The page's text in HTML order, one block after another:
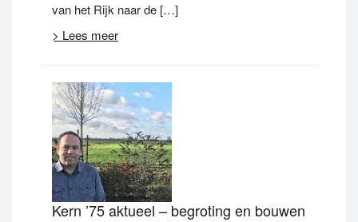
van het Rijk naar de […]
> Lees meer
Kern ’75 aktueel – begroting en bouwen